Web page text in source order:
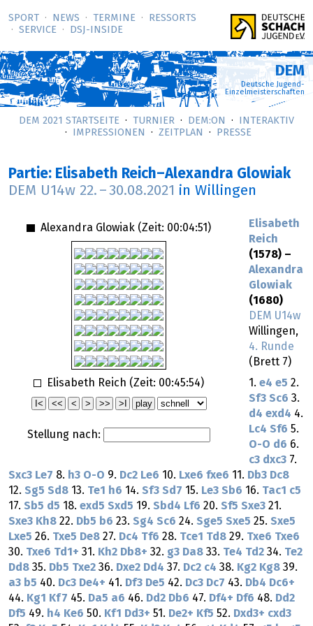
SPORT NEWS TERMINE
RESSORTS
SERVICE
DSJ-­INSIDE
DEM
Deutsche Jugend-
Einzelmeisterschaften
DEM 2021 STARTSEITE TURNIER DEM:ON
INTERAKTIV
IMPRESSIONEN
ZEITPLAN PRESSE
Partie: Elisabeth Reich–Alexandra Glowiak
DEM U14w 22. – 30.08.2021 in Willingen
Alexandra Glowiak (Zeit: 00:04:51 )
Elisabeth Reich (Zeit: 00:45:54)
Stellung nach:
Elisabeth
Reich
(1578) –
Alexandra
Glowiak
(1680)
DEM U14w
Willingen,
4. Runde
(Brett 7)
1. e4 e5 2.
Sf3 Sc6 3.
d4 exd4 4.
Lc4 Sf6 5.
O-O d6 6.
c3 dxc3 7.
Sxc3 Le7 8. h3 O-O 9. Dc2 Le6 10. Lxe6 fxe6 11. Db3 Dc8
12. Sg5 Sd8 13. Te1 h6 14. Sf3 Sd7 15. Le3 Sb6 16. Tac1 c5
17. Sb5 d5 18. exd5 Sxd5 19. Sbd4 Lf6 20. Sf5 Sxe3 21.
Sxe3 Kh8 22. Db5 b6 23. Sg4 Sc6 24. Sge5 Sxe5 25. Sxe5
Lxe5 26. Txe5 De8 27. Dc4 Tf6 28. Tce1 Td8 29. Txe6 Txe6
30. Txe6 Td1+ 31. Kh2 Db8+ 32. g3 Da8 33. Te4 Td2 34. Te2
Dd8 35. Db5 Txe2 36. Dxe2 Dd4 37. Dc2 c4 38. Kg2 Kg8 39.
a3 b5 40. Dc3 De4+ 41. Df3 De5 42. Dc3 Dc7 43. Db4 Dc6+
44. Kg1 Kf7 45. Da5 a6 46. Dd2 Db6 47. Df4+ Df6 48. Dd2
Df5 49. h4 Ke6 50. Kf1 Dd3+ 51. De2+ Kf5 52. Dxd3+ cxd3